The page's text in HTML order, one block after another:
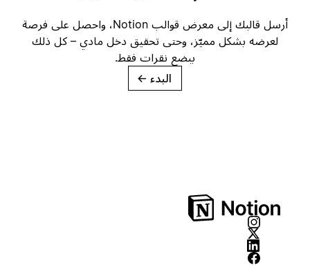
أرسل قالبك إلى معرض قوالب Notion، واحصل على فرصة
لعرضه بشكل مميّز، وحتى تحقيق دخل مادي – كل ذلك
ببضع نقرات فقط.
→